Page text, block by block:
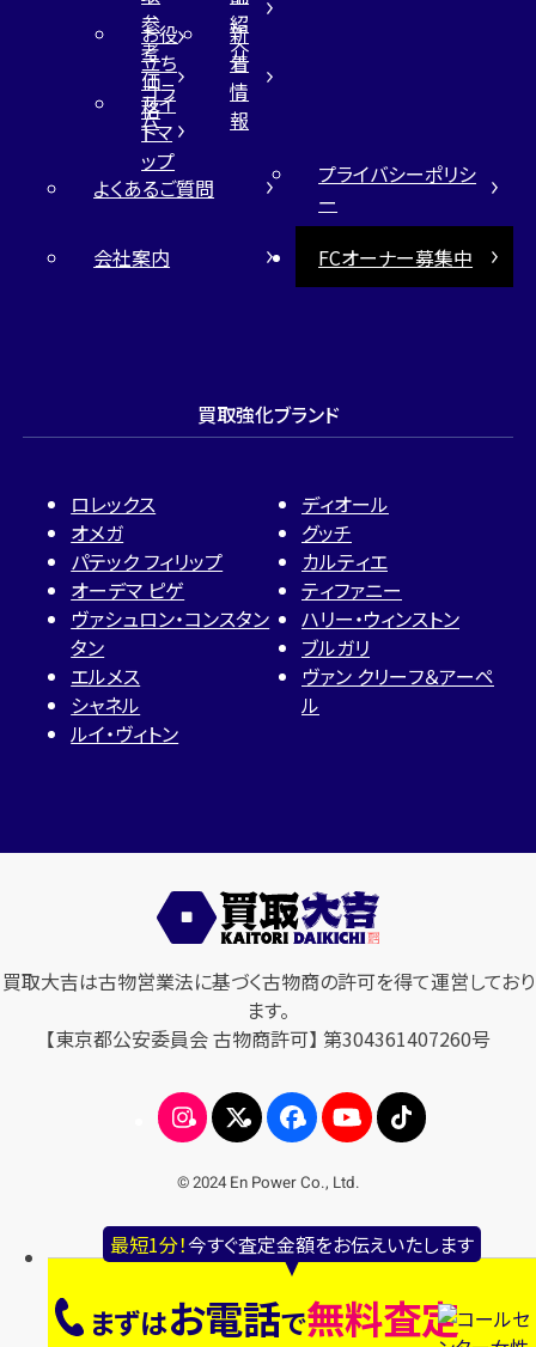
最短1分！今すぐ査定金額をお伝えいたします
まずはお電話で無料査定
参
考
価
格
紹
介
お役
立ち
コラ
ム
新
着
情
報
サイ
トマ
ップ
よくあるご質問
プライバシーポリシ
ー
会社案内
FCオーナー募集中
買取強化ブランド
ロレックス
オメガ
パテック フィリップ
オーデマ ピゲ
ヴァシュロン・コンスタン
タン
エルメス
シャネル
ルイ・ヴィトン
ディオール
グッチ
カルティエ
ティファニー
ハリー・ウィンストン
ブルガリ
ヴァン クリーフ＆アーペ
ル
買取大吉は古物営業法に基づく古物商の許可を得て運営しており
ます。
【東京都公安委員会 古物商許可】 第304361407260号
© 2024 En Power Co., Ltd.